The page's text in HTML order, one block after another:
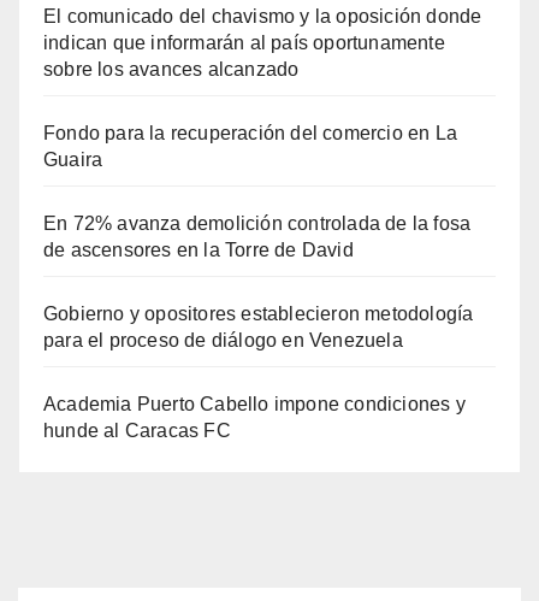
El comunicado del chavismo y la oposición donde
indican que informarán al país oportunamente
sobre los avances alcanzado
Fondo para la recuperación del comercio en La
Guaira
En 72% avanza demolición controlada de la fosa
de ascensores en la Torre de David
Gobierno y opositores establecieron metodología
para el proceso de diálogo en Venezuela
Academia Puerto Cabello impone condiciones y
hunde al Caracas FC